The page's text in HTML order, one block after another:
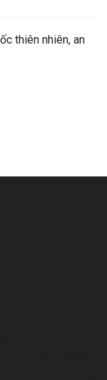
thiên nhiên, an